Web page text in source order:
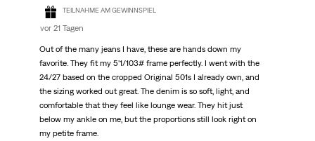
TEILNAHME AM GEWINNSPIEL
vor 21 Tagen
Out of the many jeans I have, these are hands down my
favorite. They fit my 5'1/103# frame perfectly. I went with the
24/27 based on the cropped Original 501s I already own, and
the sizing worked out great. The denim is so soft, light, and
comfortable that they feel like lounge wear. They hit just
below my ankle on me, but the proportions still look right on
my petite frame.